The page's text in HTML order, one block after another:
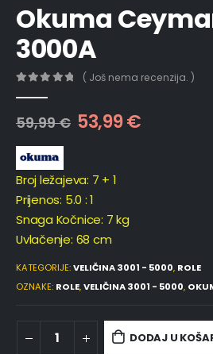
Okuma
3000A
( Još nema recenzija. )
59,99€ 53,99€
Broj ležajeva: 7 + 1
Prijenos: 5.0 : 1
Snaga Kočnice: 7 kg
Uvlačenje: 68 cm
KATEGORIJE:VELIČINA 3001 - 5000, ROLE
OZNAKE: ROLE,VELIČINA 3001 - 5000,
DODAJ U